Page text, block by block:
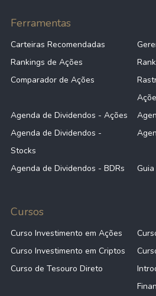
Ferramentas
Carteiras Recomendadas
Rankings de Ações
Comparador de Ações
Agenda de Dividendos - Ações
Agenda de Dividendos -
Stocks
Agenda de Dividendos - BDRs Guia
Cursos
Curso Investimento em Ações
Curso Investimento em Criptos
Curso de Tesouro Direto